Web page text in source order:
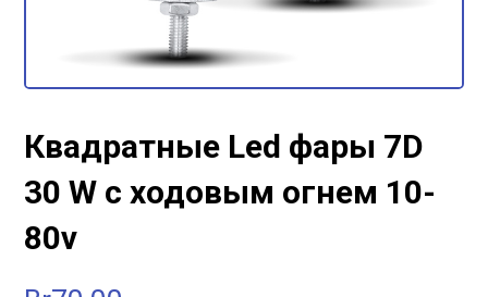
Квадратные Led фары 7D
30 W с ходовым огнем 10-
80v